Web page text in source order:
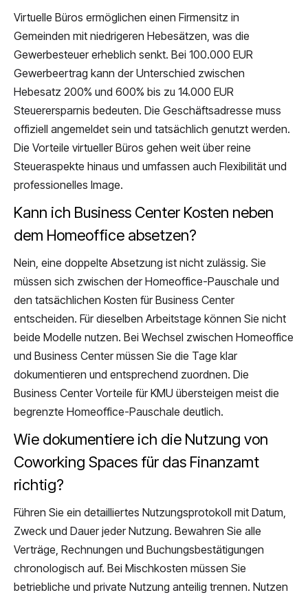
Virtuelle Büros ermöglichen einen Firmensitz in
Gemeinden mit niedrigeren Hebesätzen, was die
Gewerbesteuer erheblich senkt. Bei 100.000 EUR
Gewerbeertrag kann der Unterschied zwischen
Hebesatz 200% und 600% bis zu 14.000 EUR
Steuerersparnis bedeuten. Die Geschäftsadresse muss
offiziell angemeldet sein und tatsächlich genutzt werden.
Die Vorteile virtueller Büros gehen weit über reine
Steueraspekte hinaus und umfassen auch Flexibilität und
professionelles Image.
Kann ich Business Center Kosten neben
dem Homeoffice absetzen?
Nein, eine doppelte Absetzung ist nicht zulässig. Sie
müssen sich zwischen der Homeoffice-Pauschale und
den tatsächlichen Kosten für Business Center
entscheiden. Für dieselben Arbeitstage können Sie nicht
beide Modelle nutzen. Bei Wechsel zwischen Homeoffice
und Business Center müssen Sie die Tage klar
dokumentieren und entsprechend zuordnen. Die
Business Center Vorteile für KMU übersteigen meist die
begrenzte Homeoffice-Pauschale deutlich.
Wie dokumentiere ich die Nutzung von
Coworking Spaces für das Finanzamt
richtig?
Führen Sie ein detailliertes Nutzungsprotokoll mit Datum,
Zweck und Dauer jeder Nutzung. Bewahren Sie alle
Verträge, Rechnungen und Buchungsbestätigungen
chronologisch auf. Bei Mischkosten müssen Sie
betriebliche und private Nutzung anteilig trennen. Nutzen